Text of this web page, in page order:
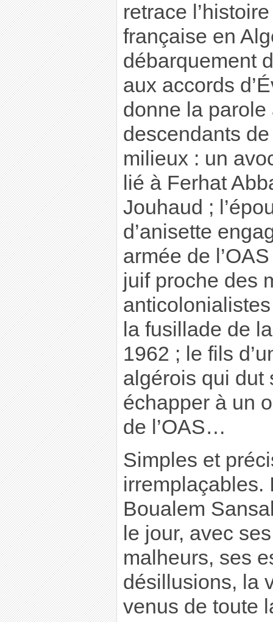
retrace
française en
débarquement
aux accords
donne la
descendants
milieux : un
lié à Ferhat
Jouhaud ;
d’anisette
armée de
juif proche des
la fusillade de
1962 ; le fils
algérois qui dut
échapper à un
de l’OAS…
Simples et
irremplaçables.
Boualem
le jour, avec
malheurs, ses
désillusions, la
venus de toute